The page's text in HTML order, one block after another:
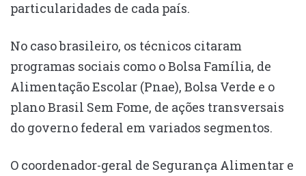
particularidades de cada país.
No caso brasileiro, os técnicos citaram
programas sociais como o Bolsa Família, de
Alimentação Escolar (Pnae), Bolsa Verde e o
plano Brasil Sem Fome, de ações transversais
do governo federal em variados segmentos.
O coordenador-geral de Segurança Alimentar e